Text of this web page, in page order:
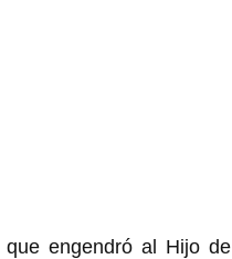
que engendró al Hijo de